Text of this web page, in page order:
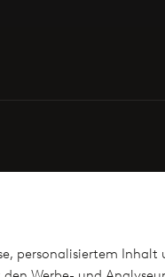
personalisiertem